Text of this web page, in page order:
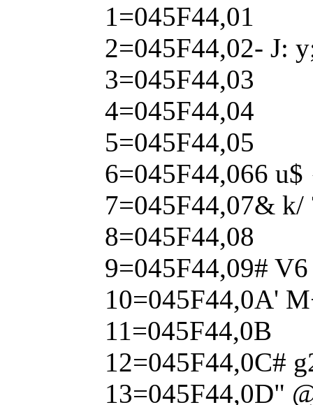
1=045F44,01
2=045F44,02- J:
3=045F44,03
4=045F44,04
5=045F44,05
6=045F44,066
7=045F44,07& k/
8=045F44,08
9=045F44,09#
10=045F44,0A'
11=045F44,0B
12=045F44,0C#
13=045F44,0D"